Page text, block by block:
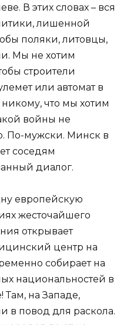
В этих словах – вся
лишенной
поляки, литовцы,
Мы не хотим
строители
или автомат в
никому, что мы хотим
войны не
По-мужски. Минск в
соседям
диалог.
европейскую
жесточайшего
открывает
центр на
собирает на
национальностей в
на Западе,
в повод для раскола.